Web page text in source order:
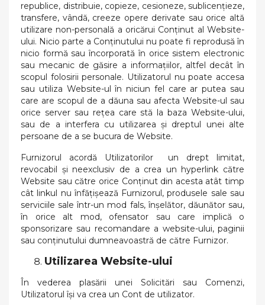
republice, distribuie, copieze, cesioneze, sublicențieze,
transfere, vândă, creeze opere derivate sau orice altă
utilizare non-personală a oricărui Conținut al Website-
ului. Nicio parte a Conținutului nu poate fi reprodusă în
nicio formă sau încorporată în orice sistem electronic
sau mecanic de găsire a informațiilor, altfel decât în
scopul folosirii personale. Utilizatorul nu poate accesa
sau utiliza Website-ul în niciun fel care ar putea sau
care are scopul de a dăuna sau afecta Website-ul sau
orice server sau rețea care stă la baza Website-ului,
sau de a interfera cu utilizarea și dreptul unei alte
persoane de a se bucura de Website.
Furnizorul acordă Utilizatorilor un drept limitat,
revocabil și neexclusiv de a crea un hyperlink către
Website sau către orice Conținut din acesta atât timp
cât linkul nu înfățișează Furnizorul, produsele sale sau
serviciile sale într-un mod fals, înșelător, dăunător sau,
în orice alt mod, ofensator sau care implică o
sponsorizare sau recomandare a website-ului, paginii
sau conținutului dumneavoastră de către Furnizor.
Utilizarea Website-ului
În vederea plasării unei Solicitări sau Comenzi,
Utilizatorul își va crea un Cont de utilizator.